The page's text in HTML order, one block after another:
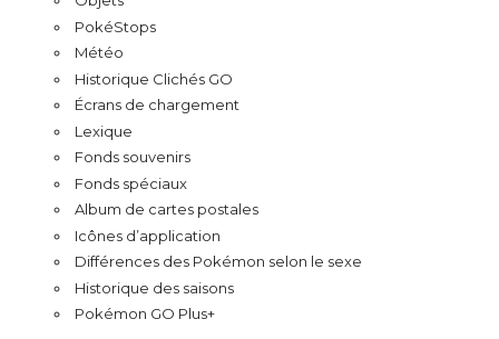
PokéStops
Météo
Historique Clichés GO
Écrans de chargement
Lexique
Fonds souvenirs
Fonds spéciaux
Album de cartes postales
Icônes d’application
Différences des Pokémon selon le sexe
Historique des saisons
Pokémon GO Plus+